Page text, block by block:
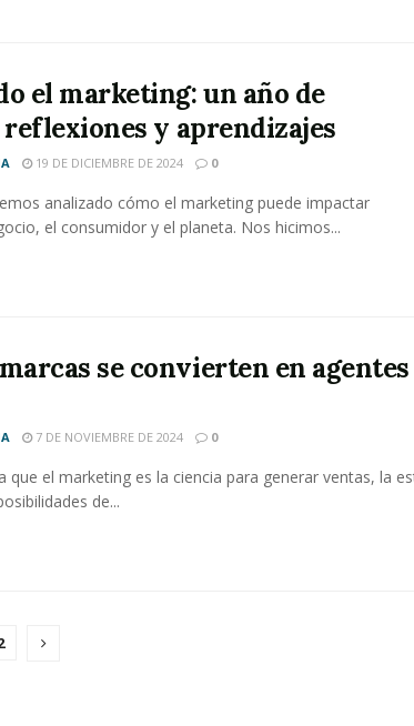
el marketing: un año de
y aprendizajes
19 DE DICIEMBRE DE 2024 0
analizado cómo el marketing puede impactar
el consumidor y el planeta. Nos hicimos...
se convierten en
7 DE NOVIEMBRE DE 2024 0
que el marketing es la ciencia para generar ventas, la
de...